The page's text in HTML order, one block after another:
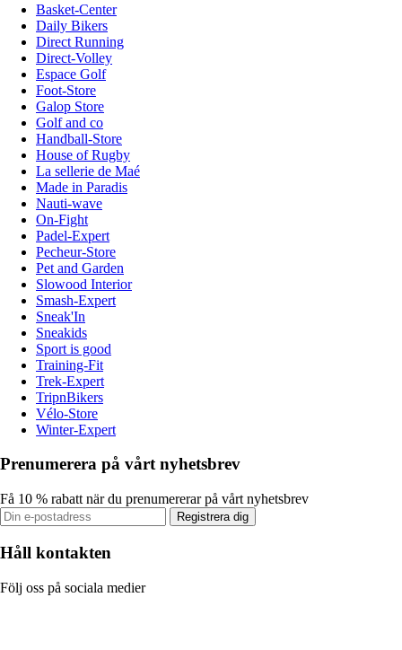
Basket-Center
Daily Bikers
Direct Running
Direct-Volley
Espace Golf
Foot-Store
Galop Store
Golf and co
Handball-Store
House of Rugby
La sellerie de Maé
Made in Paradis
Nauti-wave
On-Fight
Padel-Expert
Pecheur-Store
Pet and Garden
Slowood Interior
Smash-Expert
Sneak'In
Sneakids
Sport is good
Training-Fit
Trek-Expert
TripnBikers
Vélo-Store
Winter-Expert
Prenumerera på vårt nyhetsbrev
Få 10 % rabatt när du prenumererar på vårt nyhetsbrev
Registrera dig
Håll kontakten
Följ oss på sociala medier